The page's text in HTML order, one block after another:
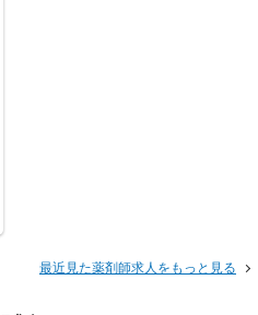
最近見た薬剤師求人をもっと見る